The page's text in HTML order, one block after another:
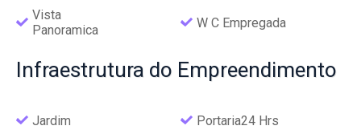
Vista
Panoramica
W C Empregada
Infraestrutura do Empreendimento
Jardim Portaria24 Hrs